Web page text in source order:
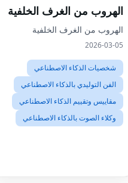
الهروب من الغرف الخلفية
الهروب من الغرف الخلفية
2026-03-05
شخصيات الذكاء الاصطناعي
الفن التوليدي بالذكاء الاصطناعي
مقاييس وتقييم الذكاء الاصطناعي
وكلاء الصوت بالذكاء الاصطناعي